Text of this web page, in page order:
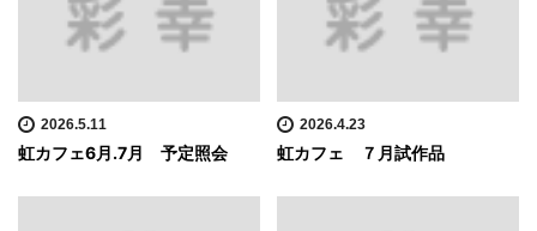
2026.5.11
虹カフェ6月.7月 予定照会
2026.4.23
虹カフェ ７月試作品